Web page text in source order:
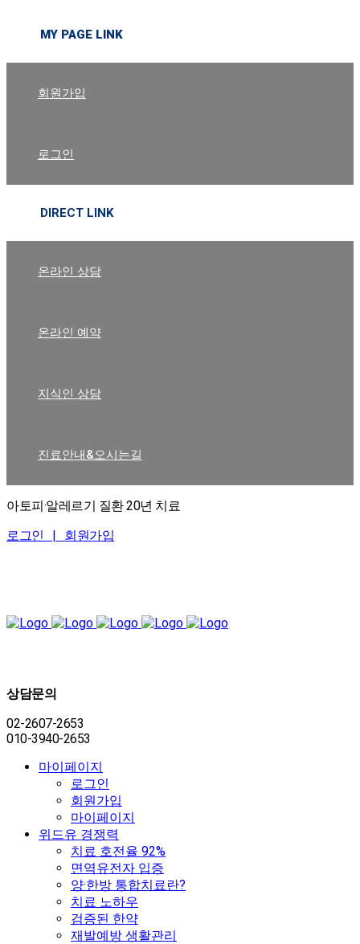
MY PAGE LINK
회원가입
로그인
DIRECT LINK
온라인 상담
온라인 예약
지식인 상담
진료안내&오시는길
아토피·알레르기 질환 20년 치료
로그인 | 회원가입
상담문의
02-2607-2653
010-3940-2653
마이페이지
로그인
회원가입
마이페이지
위드유 경쟁력
치료 호전율 92%
면역유전자 입증
양·한방 통합치료란?
치료 노하우
검증된 한약
재발예방 생활관리